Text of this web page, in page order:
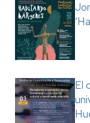
El